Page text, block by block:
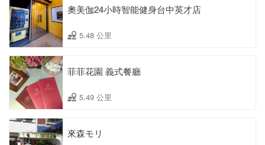
奧美伽24小時智能健身台中英才店
5.48 公里
菲菲花園 義式餐廳
5.49 公里
來森モリ